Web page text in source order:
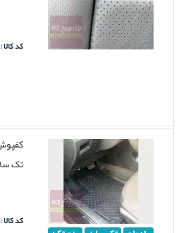
کد کالا :
تک
کد کالا :